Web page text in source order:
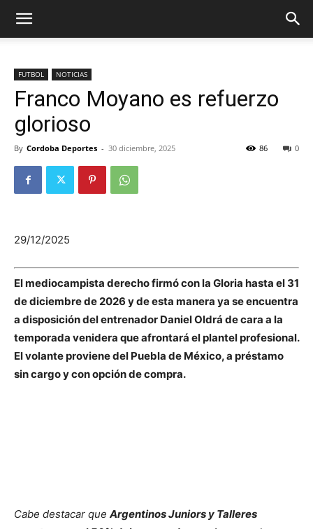
FUTBOL NOTICIAS
Franco Moyano es refuerzo
glorioso
By Cordoba Deportes - 30 diciembre, 2025 0
86
29/12/2025
El mediocampista derecho firmó con la Gloria hasta el 31
de diciembre de 2026 y de esta manera ya se encuentra
a disposición del entrenador Daniel Oldrá de cara a la
temporada venidera que afrontará el plantel profesional.
El volante proviene del Puebla de México, a préstamo
sin cargo y con opción de compra.
Cabe destacar que Argentinos Juniors y Talleres